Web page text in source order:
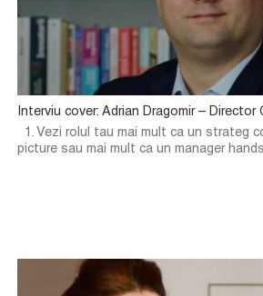
Interviu cover: Adrian Dragomir – Director
1. Vezi rolul tau mai mult ca un strateg
picture sau mai mult ca un manager